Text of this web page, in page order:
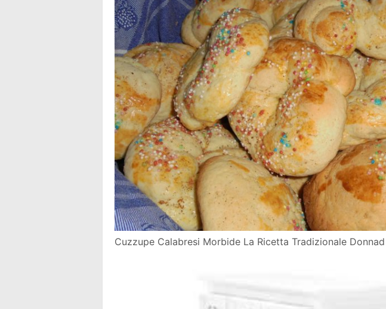
Cuzzupe Calabresi Morbide La Ricetta Tradizionale Donnad